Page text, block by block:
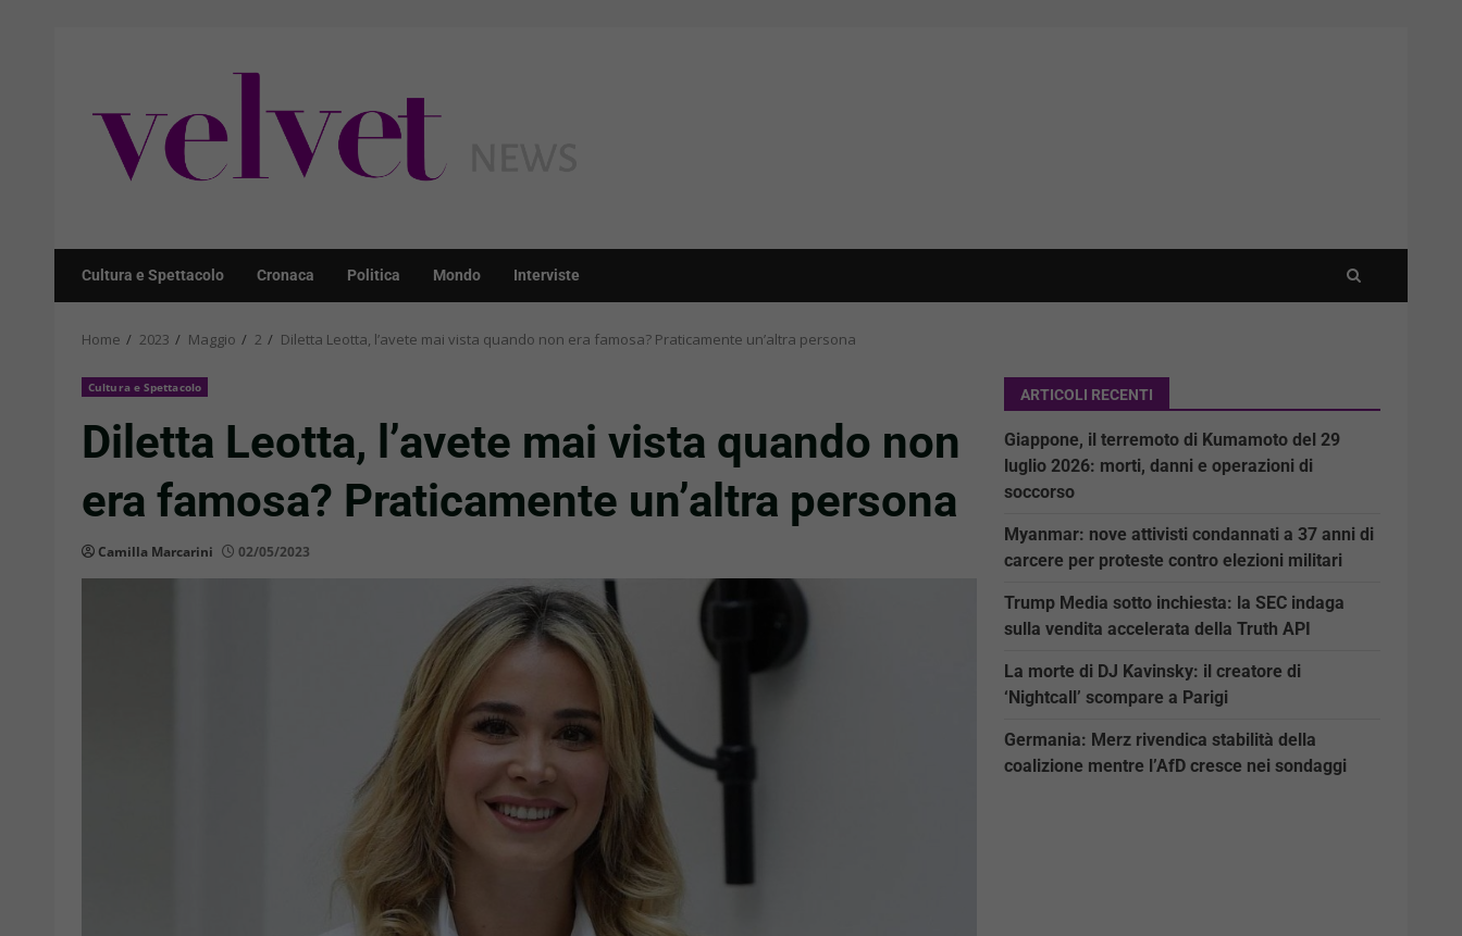
Cultura e Spettacolo Cronaca Politica Mondo Interviste
Home 2023 Maggio 2 Diletta Leotta, l’avete mai vista quando non era famosa? Praticamente un’altra persona
Cultura e Spettacolo
Diletta Leotta, l’avete mai vista quando non
era famosa? Praticamente un’altra persona
Camilla Marcarini 02/05/2023
ARTICOLI RECENTI
Giappone, il terremoto di Kumamoto del 29
luglio 2026: morti, danni e operazioni di
soccorso
Myanmar: nove attivisti condannati a 37 anni di
carcere per proteste contro elezioni militari
Trump Media sotto inchiesta: la SEC indaga
sulla vendita accelerata della Truth API
La morte di DJ Kavinsky: il creatore di
‘Nightcall’ scompare a Parigi
Germania: Merz rivendica stabilità della
coalizione mentre l’AfD cresce nei sondaggi